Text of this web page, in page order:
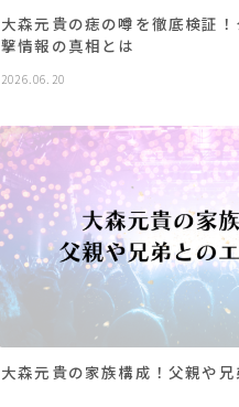
大森元貴の痣の噂を徹底検証
撃情報の真相とは
2026.06.20
大森元貴の家族構成！父親や